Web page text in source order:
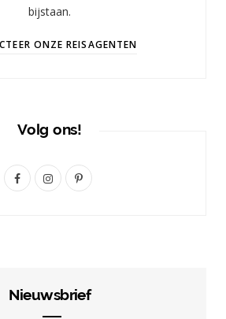
bijstaan.
ONZE REISAGENTEN
Volg ons!
F
I
P
Nieuwsbrief